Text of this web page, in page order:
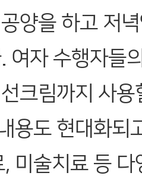
양을 하고 저
여자 수행자들
크림까지 사
용도 현대화되
미술치료 등